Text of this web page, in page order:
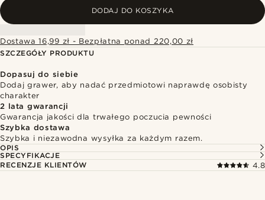
DODAJ DO KOSZYKA
Dostawa 16,99 zł - Bezpłatna ponad 220,00 zł
SZCZEGÓŁY PRODUKTU
Dopasuj do siebie
Dodaj grawer, aby nadać przedmiotowi naprawdę osobisty
charakter
2 lata gwarancji
Gwarancja jakości dla trwałego poczucia pewności
Szybka dostawa
Szybka i niezawodna wysyłka za każdym razem.
OPIS
SPECYFIKACJE
RECENZJE KLIENTÓW
4.8